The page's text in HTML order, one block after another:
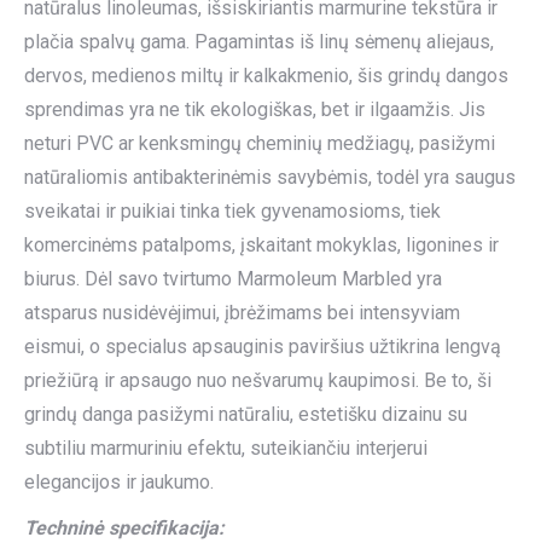
natūralus linoleumas, išsiskiriantis marmurine tekstūra ir
plačia spalvų gama. Pagamintas iš linų sėmenų aliejaus,
dervos, medienos miltų ir kalkakmenio, šis grindų dangos
sprendimas yra ne tik ekologiškas, bet ir ilgaamžis. Jis
neturi PVC ar kenksmingų cheminių medžiagų, pasižymi
natūraliomis antibakterinėmis savybėmis, todėl yra saugus
sveikatai ir puikiai tinka tiek gyvenamosioms, tiek
komercinėms patalpoms, įskaitant mokyklas, ligonines ir
biurus. Dėl savo tvirtumo Marmoleum Marbled yra
atsparus nusidėvėjimui, įbrėžimams bei intensyviam
eismui, o specialus apsauginis paviršius užtikrina lengvą
priežiūrą ir apsaugo nuo nešvarumų kaupimosi. Be to, ši
grindų danga pasižymi natūraliu, estetišku dizainu su
subtiliu marmuriniu efektu, suteikiančiu interjerui
elegancijos ir jaukumo.
Techninė specifikacija: